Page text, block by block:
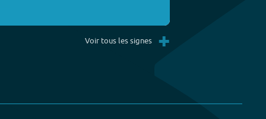
Voir tous les signes +